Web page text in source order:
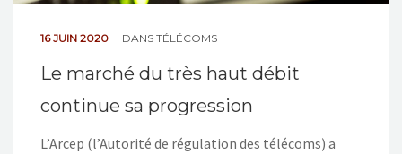
16 JUIN 2020 DANS TÉLÉCOMS
Le marché du très haut débit
continue sa progression
L’Arcep (l’Autorité de régulation des télécoms) a